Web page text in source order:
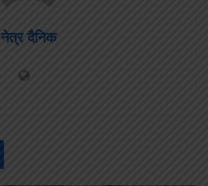
नेत्र दैनिक